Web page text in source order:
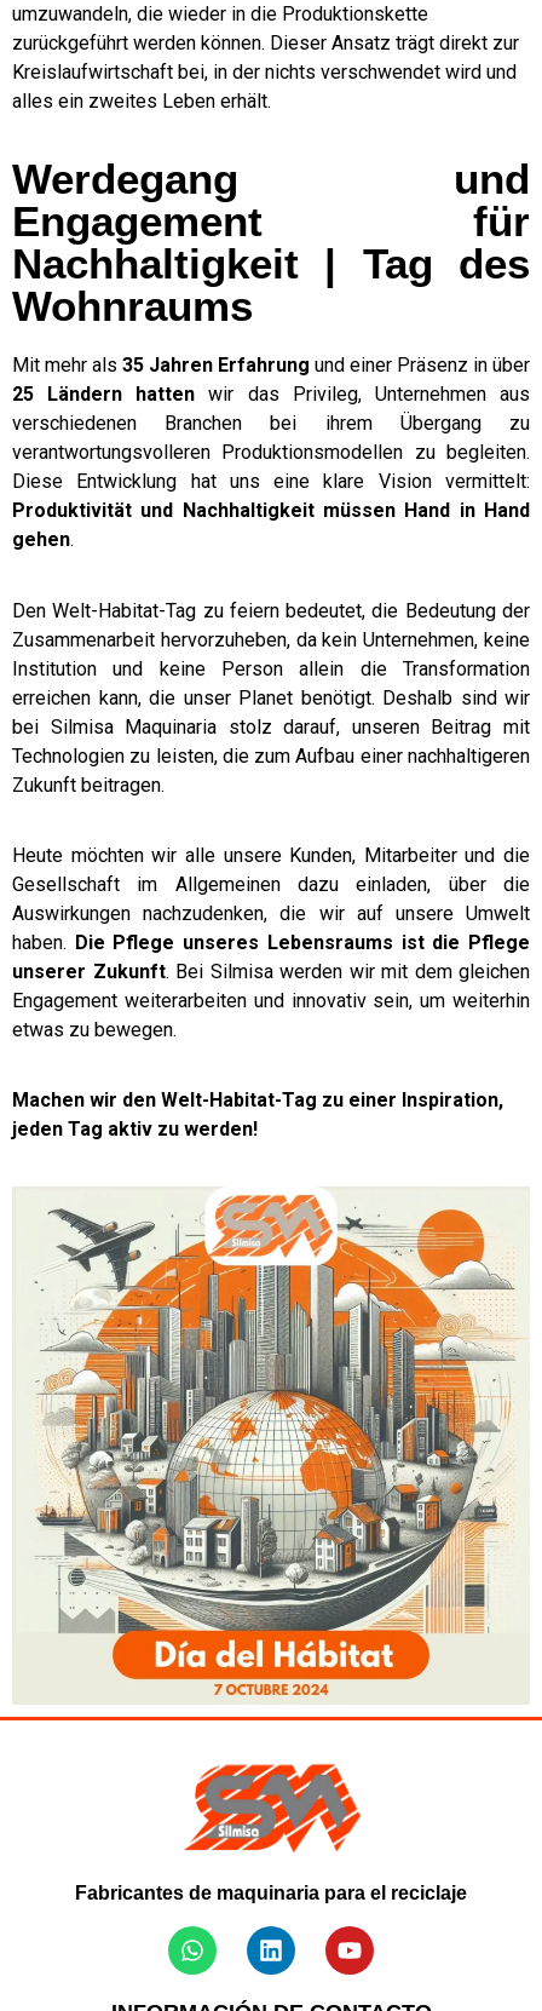
umzuwandeln, die wieder in die Produktionskette
zurückgeführt werden können. Dieser Ansatz trägt direkt zur
Kreislaufwirtschaft bei, in der nichts verschwendet wird und
alles ein zweites Leben erhält.
Werdegang und
Engagement für
Nachhaltigkeit | Tag des
Wohnraums
Mit mehr als 35 Jahren Erfahrung und einer Präsenz in über
25 Ländern hatten wir das Privileg, Unternehmen aus
verschiedenen Branchen bei ihrem Übergang zu
verantwortungsvolleren Produktionsmodellen zu begleiten.
Diese Entwicklung hat uns eine klare Vision vermittelt:
Produktivität und Nachhaltigkeit müssen Hand in Hand
gehen.
Den Welt-Habitat-Tag zu feiern bedeutet, die Bedeutung der
Zusammenarbeit hervorzuheben, da kein Unternehmen, keine
Institution und keine Person allein die Transformation
erreichen kann, die unser Planet benötigt. Deshalb sind wir
bei Silmisa Maquinaria stolz darauf, unseren Beitrag mit
Technologien zu leisten, die zum Aufbau einer nachhaltigeren
Zukunft beitragen.
Heute möchten wir alle unsere Kunden, Mitarbeiter und die
Gesellschaft im Allgemeinen dazu einladen, über die
Auswirkungen nachzudenken, die wir auf unsere Umwelt
haben. Die Pflege unseres Lebensraums ist die Pflege
unserer Zukunft. Bei Silmisa werden wir mit dem gleichen
Engagement weiterarbeiten und innovativ sein, um weiterhin
etwas zu bewegen.
Machen wir den Welt-Habitat-Tag zu einer Inspiration,
jeden Tag aktiv zu werden!
Fabricantes de maquinaria para el reciclaje